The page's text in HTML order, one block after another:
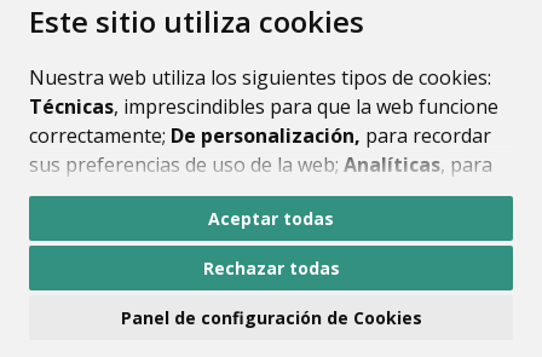
Este sitio utiliza cookies
Nuestra web utiliza los siguientes tipos de cookies:
Técnicas, imprescindibles para que la web funcione
correctamente; De personalización, para recordar
sus preferencias de uso de la web; Analíticas, para
mejorar el funcionamiento de la web y sus servicios.
Si acepta pulsando el botón“Aceptar todas”
consideramos que acepta su uso. Si pulsa el botón
ninguna acción, se guardarán las cookies técnicas
Aceptar todas
Rechazar todas
Panel de configuración de Cookies